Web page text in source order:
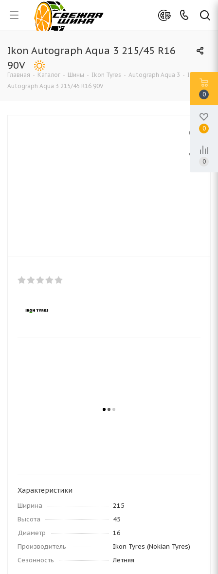
Ikon Autograph Aqua 3 215/45 R16
90V
Главная - Каталог - Шины - Ikon Tyres - Autograph Aqua 3 - Ikon
Autograph Aqua 3 215/45 R16 90V
Характеристики
Ширина
215
Высота
45
Диаметр
16
Производитель
Ikon Tyres (Nokian Tyres)
Сезонность
Летняя
0
0
0